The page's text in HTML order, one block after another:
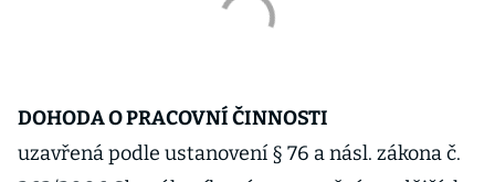
DOHODA O PRACOVNÍ ČINNOSTI
uzavřená podle ustanovení § 76 a násl. zákona č.